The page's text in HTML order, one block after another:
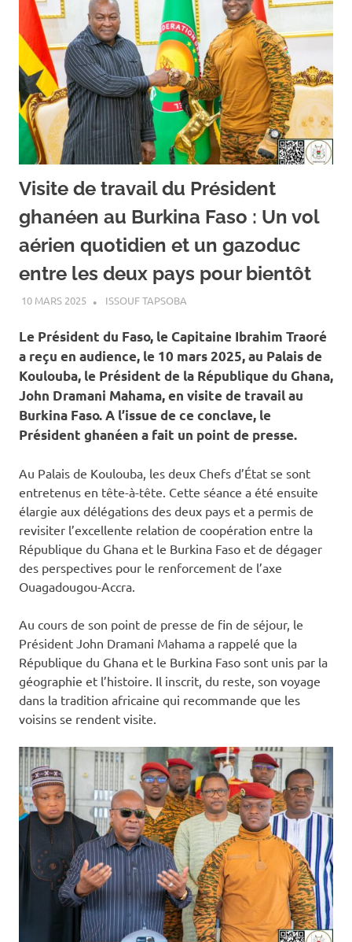
Visite de travail du Président
ghanéen au Burkina Faso : Un vol
aérien quotidien et un gazoduc
entre les deux pays pour bientôt
10 MARS 2025 ISSOUF TAPSOBA
Le Président du Faso, le Capitaine Ibrahim Traoré
a reçu en audience, le 10 mars 2025, au Palais de
Koulouba, le Président de la République du Ghana,
John Dramani Mahama, en visite de travail au
Burkina Faso. A l’issue de ce conclave, le
Président ghanéen a fait un point de presse.
Au Palais de Koulouba, les deux Chefs d’État se sont
entretenus en tête-à-tête. Cette séance a été ensuite
élargie aux délégations des deux pays et a permis de
revisiter l’excellente relation de coopération entre la
République du Ghana et le Burkina Faso et de dégager
des perspectives pour le renforcement de l’axe
Ouagadougou-Accra.
Au cours de son point de presse de fin de séjour, le
Président John Dramani Mahama a rappelé que la
République du Ghana et le Burkina Faso sont unis par la
géographie et l’histoire. Il inscrit, du reste, son voyage
dans la tradition africaine qui recommande que les
voisins se rendent visite.